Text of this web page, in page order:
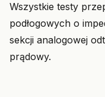
Wszystkie testy
podłogowych o
sekcji analogowej
prądowy.